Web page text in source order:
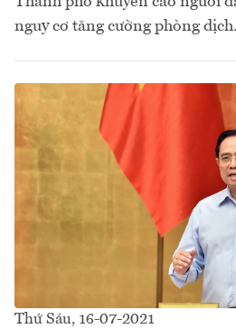
nguy cơ tăng cường phòng
Thứ Sáu, 16-07-2021